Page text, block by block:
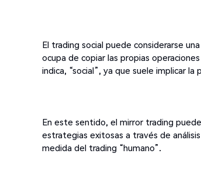
El trading social puede considerarse
ocupa de copiar las propias
indica, “social”, ya que suele implicar
En este sentido, el mirror trading
estrategias exitosas a través de
medida del trading “humano”.